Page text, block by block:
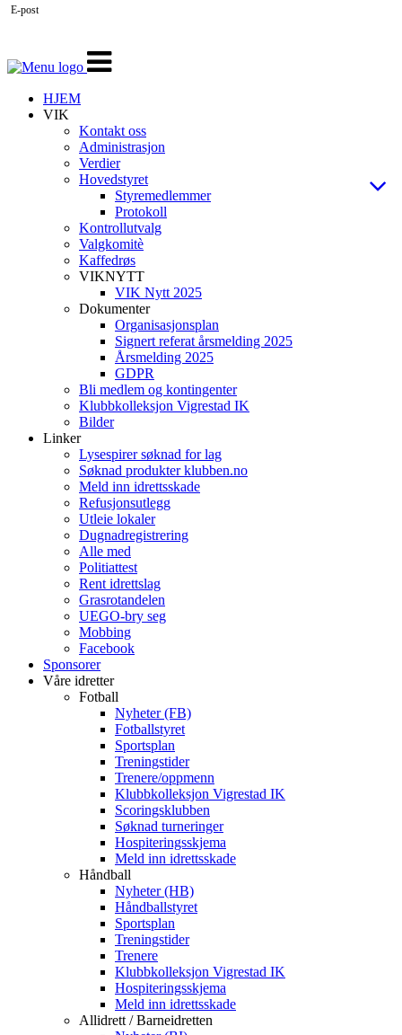
Veksle
navigasjon
HJEM
VIK
Kontakt oss
Administrasjon
Verdier
Hovedstyret
Styremedlemmer
Protokoll
Kontrollutvalg
Valgkomitè
Kaffedrøs
VIKNYTT
VIK Nytt 2025
Dokumenter
Organisasjonsplan
Signert referat årsmelding 2025
Årsmelding 2025
GDPR
Bli medlem og kontingenter
Klubbkolleksjon Vigrestad IK
Bilder
Linker
Lysespirer søknad for lag
Søknad produkter klubben.no
Meld inn idrettsskade
Refusjonsutlegg
Utleie lokaler
Dugnadregistrering
Alle med
Politiattest
Rent idrettslag
Grasrotandelen
UEGO-bry seg
Mobbing
Facebook
Sponsorer
Våre idretter
Fotball
Nyheter (FB)
Fotballstyret
Sportsplan
Treningstider
Trenere/oppmenn
Klubbkolleksjon Vigrestad IK
Scoringsklubben
Søknad turneringer
Hospiteringsskjema
Meld inn idrettsskade
Håndball
Nyheter (HB)
Håndballstyret
Sportsplan
Treningstider
Trenere
Klubbkolleksjon Vigrestad IK
Hospiteringsskjema
Meld inn idrettsskade
Allidrett / Barneidretten
E-post